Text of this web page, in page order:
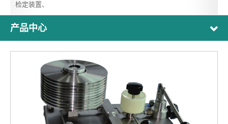
检定装置、
产品中心